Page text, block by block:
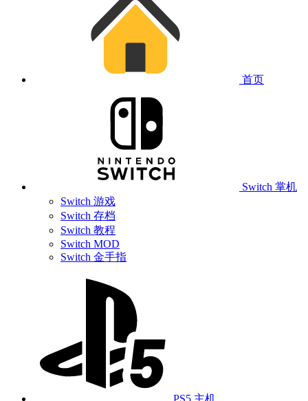
首页
Switch 掌机
Switch 游戏
Switch 存档
Switch 教程
Switch MOD
Switch 金手指